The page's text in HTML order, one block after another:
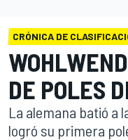
CRÓNICA DE
DE POLES
La alemana batió a
logró su primera